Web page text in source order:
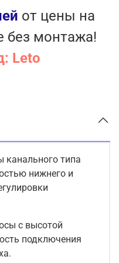
от цены на
без монтажа!
Leto
канального типа
нижнего и
с высотой
подключения